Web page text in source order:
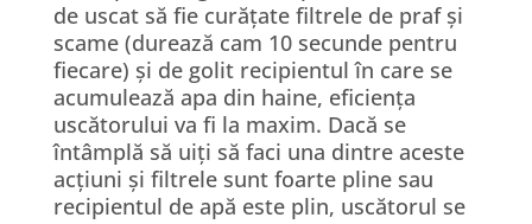
de uscat să fie curățate filtrele de praf și
scame (durează cam 10 secunde pentru
fiecare) și de golit recipientul în care se
acumulează apa din haine, eficiența
uscătorului va fi la maxim. Dacă se
întâmplă să uiți să faci una dintre aceste
acțiuni și filtrele sunt foarte pline sau
recipientul de apă este plin, uscătorul se